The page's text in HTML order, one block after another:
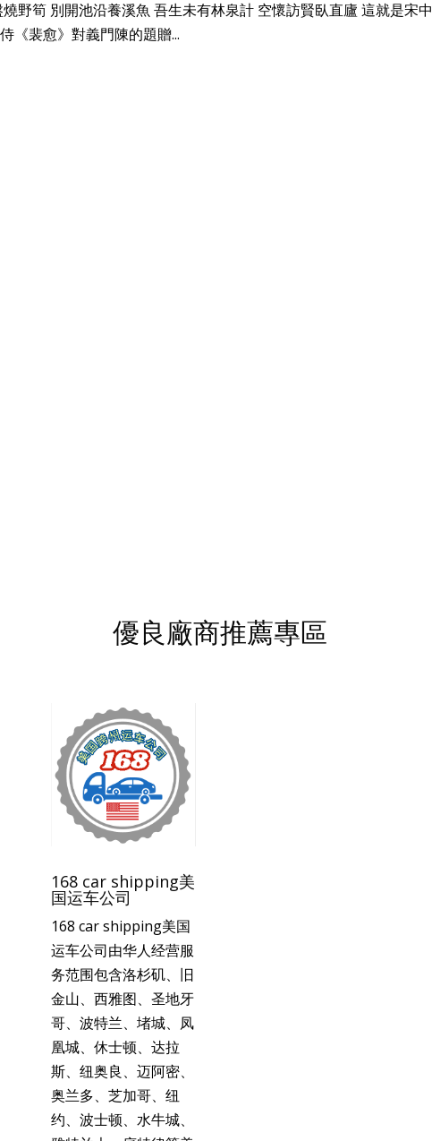
野筍 別開池沿養溪魚 吾生未有林泉計 空懷訪賢臥直廬 這就是宋中
《裴愈》對義門陳的題贈...
優良廠商推薦專區
168 car shipping美
国运车公司
168 car shipping美国
运车公司由华人经营服
务范围包含洛杉矶、旧
金山、西雅图、圣地牙
哥、波特兰、堵城、凤
凰城、休士顿、达拉
斯、纽奥良、迈阿密、
奥兰多、芝加哥、纽
约、波士顿、水牛城、